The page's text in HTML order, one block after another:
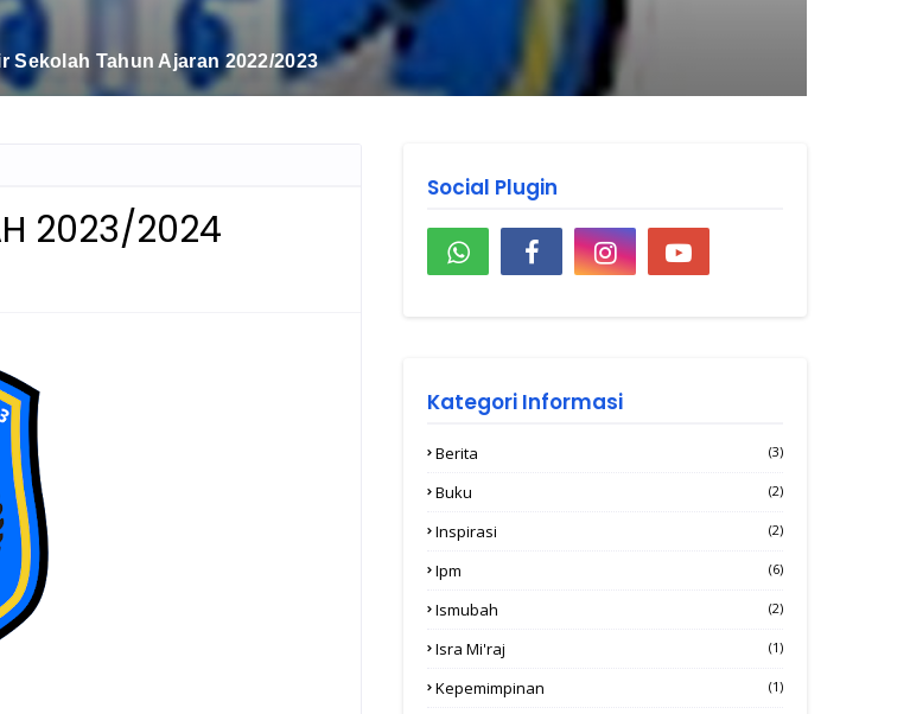
DASAR BERTEMA "HIKMAH ISRA MI'RAJ" BERTUJUAN MEMBENTUK
DAN BERKEMAJUAN
2023/2024
Social Plugin
Kategori Informasi
Berita (3)
Buku (2)
Inspirasi (2)
Ipm (6)
Ismubah (2)
Isra Mi'raj (1)
Kepemimpinan (1)